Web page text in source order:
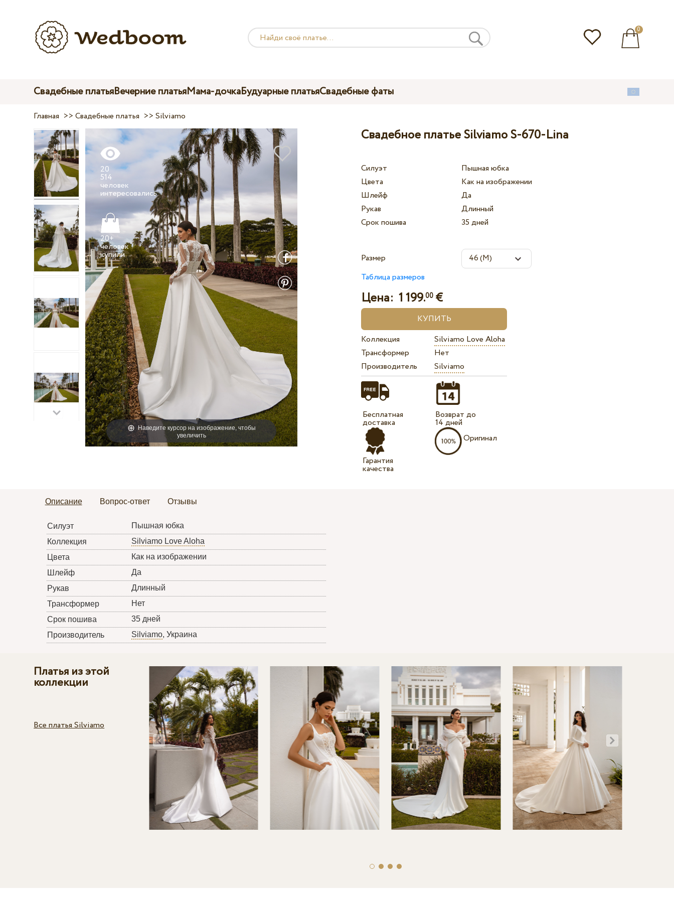
0
Свадебные платьяВечерние платьяМама-дочкаБудуарные платьяСвадебные фаты
Главная >>Свадебные платья >>Silviamo
Наведите курсор на изображение, чтобы
увеличить
20
514
человек
интересовались
20+
человек
купили
Свадебное платье Silviamo S-670-Lina
Силуэт
Пышная юбка
Цвета
Как на изображении
Шлейф
Да
Рукав
Длинный
Срок пошива
35 дней
Размер
Таблица размеров
Цена:1 199.00 €
Коллекция
Silviamo Love Aloha
Трансформер
Нет
Производитель
Silviamo
Бесплатная
доставка
Гарантия
качества
Возврат до
14 дней
Оригинал
Описание Вопрос-ответ Отзывы
Силуэт
Пышная юбка
Коллекция
Silviamo Love Aloha
Цвета
Как на изображении
Шлейф
Да
Рукав
Длинный
Трансформер
Нет
Срок пошива
35 дней
Производитель
Silviamo, Украина
Платья из этой
коллекции
Все платья Silviamo